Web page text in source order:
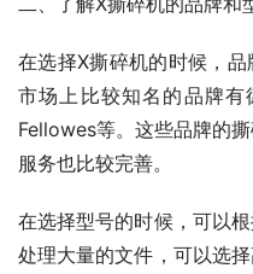
在选择X撕碎机的时候，
市场上比较知名的品牌
Fellowes等。这些品牌的
服务也比较完善。
在选择型号的时候，可以
处理大量的文件，可以选